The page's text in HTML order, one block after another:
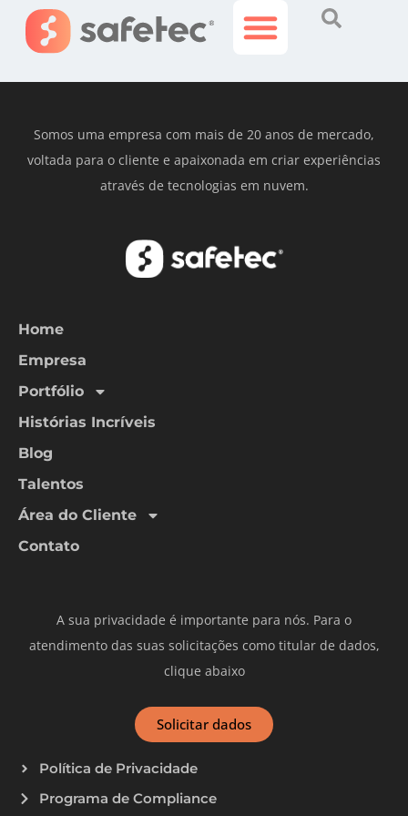
IOR
Somos uma empresa com mais de 20 anos de mercado,
voltada para o cliente e apaixonada em criar experiências
através de tecnologias em nuvem.
Home
Empresa
Portfólio
Histórias Incríveis
Blog
Talentos
Área do Cliente
Contato
A sua privacidade é importante para nós. Para o
atendimento das suas solicitações como titular de dados,
clique abaixo
Solicitar dados
Política de Privacidade
Programa de Compliance